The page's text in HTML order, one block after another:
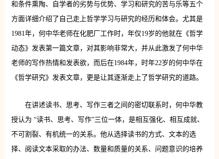
和条件熏陶、自学者的劣势与优势、学习和研究的苦与乐等五个
方面详细介绍了自己走上哲学学习与研究的经历和体会。尤其是
1981年，何中华老师在化肥厂工作时，年仅19岁的他就在《哲学
动态》发表第一篇文章，对其影响非常大，并从此激发了何中华
老师的写作热情和发表欲，而后在1984年，时年22岁的何中华在
《哲学研究》发表文章，更是让其逐渐走上了哲学研究的道路。
在讲述读书、思考、写作三者之间的密切联系时，何中华教
授认为 “读书、思考、写作”三位一体，是相互强化、相互成就、
不可割裂、有机统一的关系。他从选择读书的方式、文本的选
择、阅读文本采取的办法、数量和质量的关系、问题意识的培养